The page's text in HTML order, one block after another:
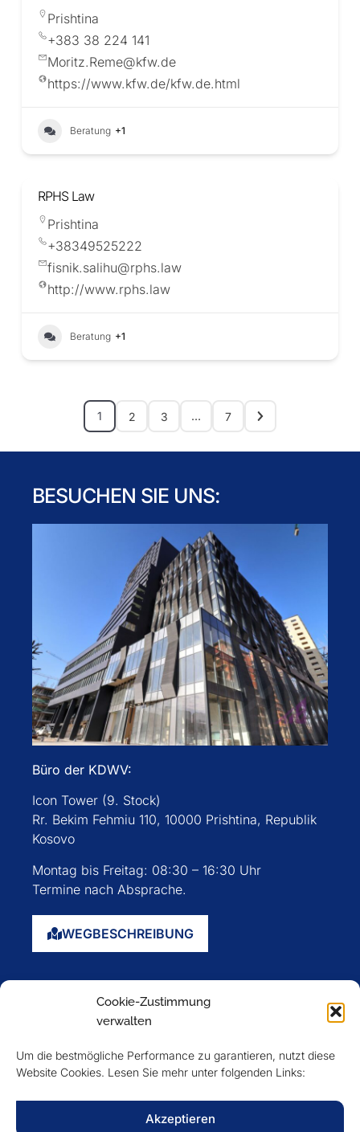
Cookie-Zustimmung
verwalten
Um die bestmögliche Performance zu garantieren, nutzt diese
Website Cookies. Lesen Sie mehr unter folgenden Links:
Akzeptieren
Prishtina
+383 38 224 141
Moritz.Reme@kfw.de
https://www.kfw.de/kfw.de.html
Beratung +1
RPHS Law
Prishtina
+38349525222
fisnik.salihu@rphs.law
http://www.rphs.law
Beratung +1
1 2 3 … 7
BESUCHEN SIE UNS:
Büro der KDWV:
Icon Tower (9. Stock)
Rr. Bekim Fehmiu 110, 10000 Prishtina, Republik
Kosovo
Montag bis Freitag: 08:30 – 16:30 Uhr
Termine nach Absprache.
WEGBESCHREIBUNG
Mitglieder